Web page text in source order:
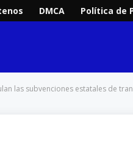
DMCA Política de
las subvenciones estatales de